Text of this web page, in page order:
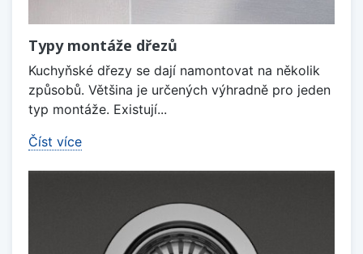
Typy montáže dřezů
Kuchyňské dřezy se dají namontovat na několik
způsobů. Většina je určených výhradně pro jeden
typ montáže. Existují...
Číst více